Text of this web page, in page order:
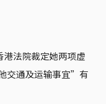
法院裁定她两项虚
交通及运输事宜”有